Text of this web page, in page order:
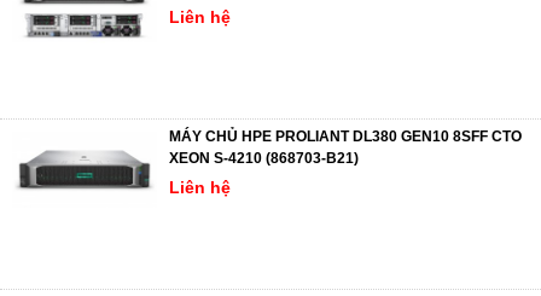
Liên hệ
MÁY CHỦ HPE PROLIANT DL380 GEN10 8SFF CTO
XEON S-4210 (868703-B21)
Liên hệ